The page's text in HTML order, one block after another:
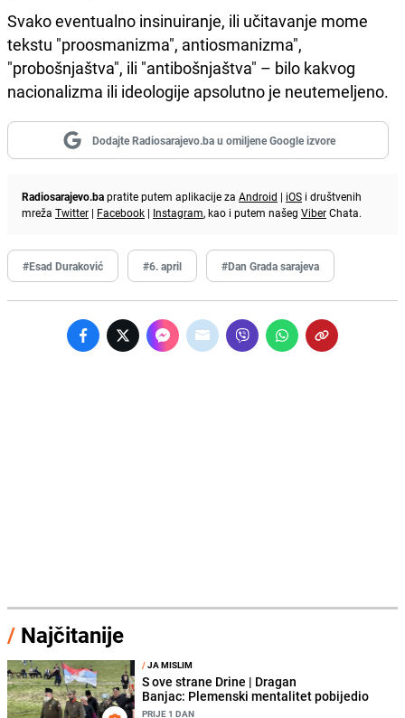
Svako eventualno insinuiranje, ili učitavanje mome
tekstu "proosmanizma", antiosmanizma",
"probošnjaštva", ili "antibošnjaštva" – bilo kakvog
nacionalizma ili ideologije apsolutno je neutemeljeno.
Dodajte Radiosarajevo.ba u omiljene Google izvore
Radiosarajevo.bapratite putem aplikacije za Android | iOS i društvenih
mreža Twitter | Facebook | Instagram, kao i putem našeg ViberChata.
#Esad Duraković #6. april #Dan Grada sarajeva
/ Najčitanije
/JA MISLIM
S ove strane Drine | Dragan
Banjac: Plemenski mentalitet pobijedio
PRIJE 1 DAN